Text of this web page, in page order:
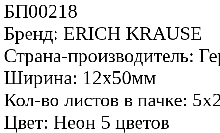
БП00218
Бренд: ERICH KRAUSE
Страна-производитель:
Ширина: 12х50мм
Кол-во листов в пачке:
Цвет: Неон 5 цветов